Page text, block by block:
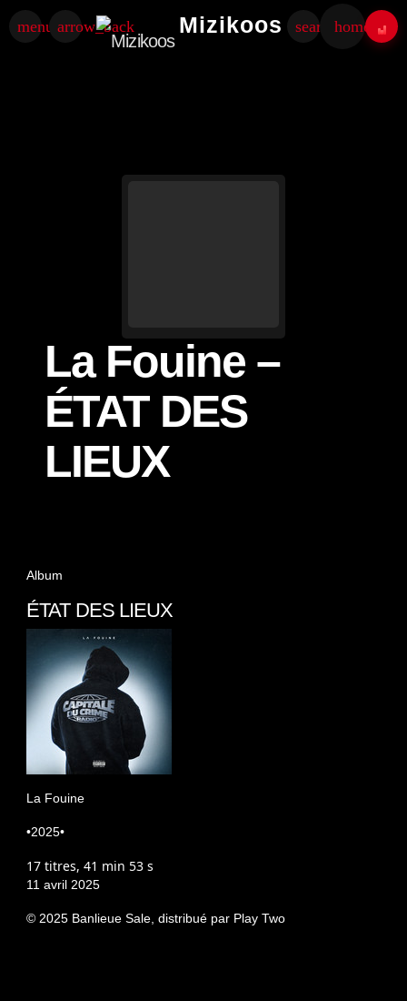
menu arrow_back Mizikoos searchhome
La Fouine –
ÉTAT DES
LIEUX
Album
ÉTAT DES LIEUX
La Fouine
•2025•
17 titres, 41 min 53 s
11 avril 2025
© 2025 Banlieue Sale, distribué par Play Two